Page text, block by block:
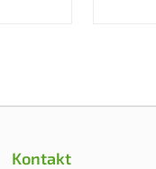
Kontakt